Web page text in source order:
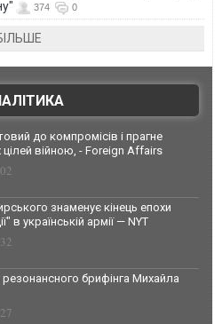
374 0
до компромісів і прагне
цілей війною, - Foreign Affairs
знаменує кінець епохи
в українській армії — NYT
брифінга Михайла